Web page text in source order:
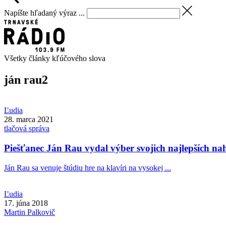
Napíšte hľadaný výraz ...
Všetky články kľúčového slova
ján rau2
Ľudia
28. marca 2021
tlačová správa
Piešťanec Ján Rau vydal výber svojich najlepších
Ján Rau sa venuje štúdiu hre na klavíri na vysokej ...
Ľudia
17. júna 2018
Martin Palkovič